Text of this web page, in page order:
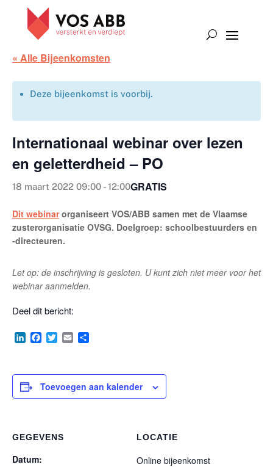
« Alle Bijeenkomsten
Deze bijeenkomst is voorbij.
Internationaal webinar over lezen
en geletterdheid – PO
18 maart 2022 09:00 - 12:00GRATIS
Dit webinarorganiseert VOS/ABB samen met de Vlaamse
zusterorganisatie OVSG. Doelgroep: schoolbestuurders en
-directeuren.
Let op: de inschrijving is gesloten. U kunt zich niet meer voor het
webinar aanmelden.
Deel dit bericht:
LinkedInFacebook
TwitterEmail
Toevoegen aan kalender
GEGEVENS
Datum:
LOCATIE
Online bijeenkomst